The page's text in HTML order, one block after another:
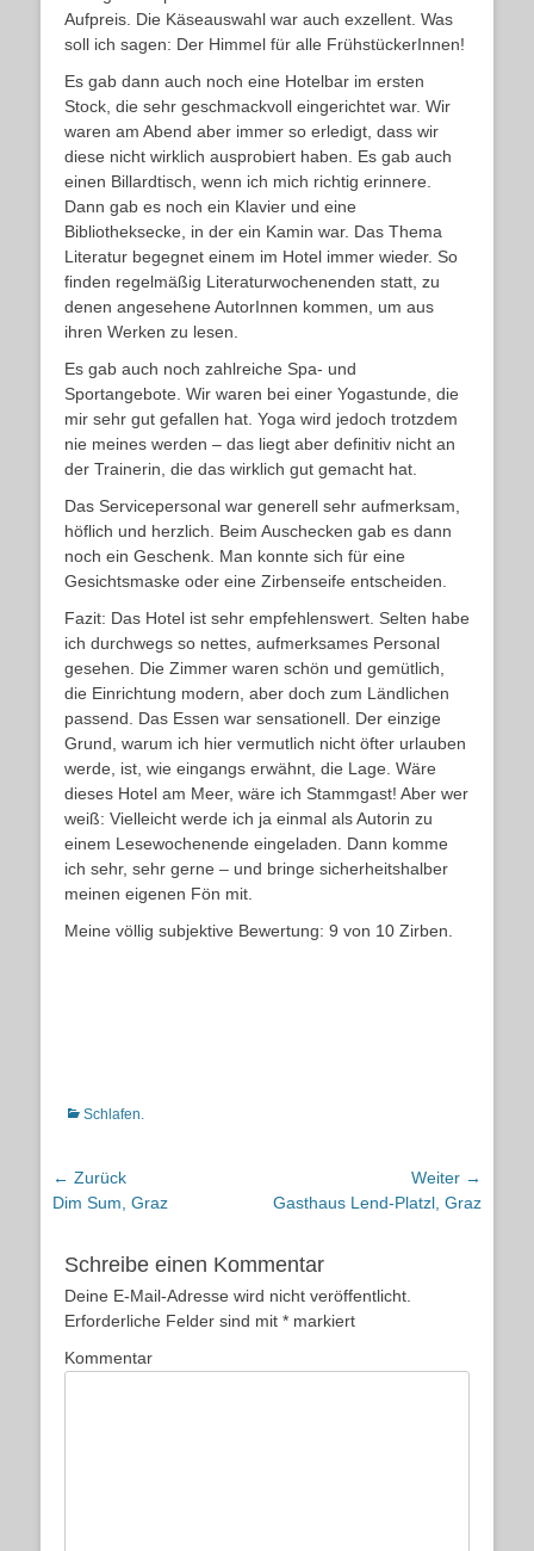
Aufpreis. Die Käseauswahl war auch exzellent. Was
soll ich sagen: Der Himmel für alle FrühstückerInnen!
Es gab dann auch noch eine Hotelbar im ersten
Stock, die sehr geschmackvoll eingerichtet war. Wir
waren am Abend aber immer so erledigt, dass wir
diese nicht wirklich ausprobiert haben. Es gab auch
einen Billardtisch, wenn ich mich richtig erinnere.
Dann gab es noch ein Klavier und eine
Bibliotheksecke, in der ein Kamin war. Das Thema
Literatur begegnet einem im Hotel immer wieder. So
finden regelmäßig Literaturwochenenden statt, zu
denen angesehene AutorInnen kommen, um aus
ihren Werken zu lesen.
Es gab auch noch zahlreiche Spa- und
Sportangebote. Wir waren bei einer Yogastunde, die
mir sehr gut gefallen hat. Yoga wird jedoch trotzdem
nie meines werden – das liegt aber definitiv nicht an
der Trainerin, die das wirklich gut gemacht hat.
Das Servicepersonal war generell sehr aufmerksam,
höflich und herzlich. Beim Auschecken gab es dann
noch ein Geschenk. Man konnte sich für eine
Gesichtsmaske oder eine Zirbenseife entscheiden.
Fazit: Das Hotel ist sehr empfehlenswert. Selten habe
ich durchwegs so nettes, aufmerksames Personal
gesehen. Die Zimmer waren schön und gemütlich,
die Einrichtung modern, aber doch zum Ländlichen
passend. Das Essen war sensationell. Der einzige
Grund, warum ich hier vermutlich nicht öfter urlauben
werde, ist, wie eingangs erwähnt, die Lage. Wäre
dieses Hotel am Meer, wäre ich Stammgast! Aber wer
weiß: Vielleicht werde ich ja einmal als Autorin zu
einem Lesewochenende eingeladen. Dann komme
ich sehr, sehr gerne – und bringe sicherheitshalber
meinen eigenen Fön mit.
Meine völlig subjektive Bewertung: 9 von 10 Zirben.
Kategorien
Schlafen.
Beitragsnavigation
← Zurück
Vorheriger
Dim Sum, Graz
Weiter →
Nächster
Gasthaus Lend-Platzl, Graz
Schreibe einen Kommentar
Deine E-Mail-Adresse wird nicht veröffentlicht.
Erforderliche Felder sind mit * markiert
Kommentar